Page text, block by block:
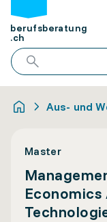
berufsberatung
.ch
Aus- und
Master